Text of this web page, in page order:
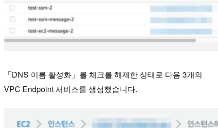
「DNS 이름 활성화」를 체크를 해제한 상태로 다음 3개의
VPC Endpoint 서비스를 생성했습니다.